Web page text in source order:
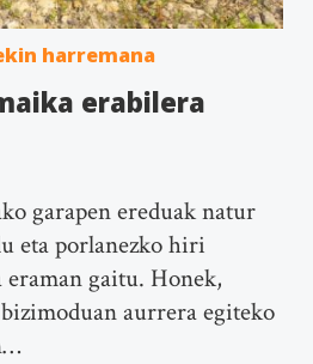
harremana
erabilera
garapen ereduak natur
eta porlanezko hiri
gaitu. Honek,
aurrera egiteko